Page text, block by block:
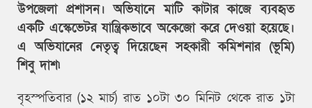
উপজেলা প্রশাসন। অভিযানে মাটি কাটার কাজে ব্যবহৃত
একটি এস্কেভেটর যান্ত্রিকভাবে অকেজো করে দেওয়া হয়েছে।
এ অভিযানের নেতৃত্ব দিয়েছেন সহকারী কমিশনার (ভূমি)
শিবু দাশ৷
বৃহস্পতিবার (১২ মার্চ) রাত ১০টা ৩০ মিনিট থেকে রাত ১টা